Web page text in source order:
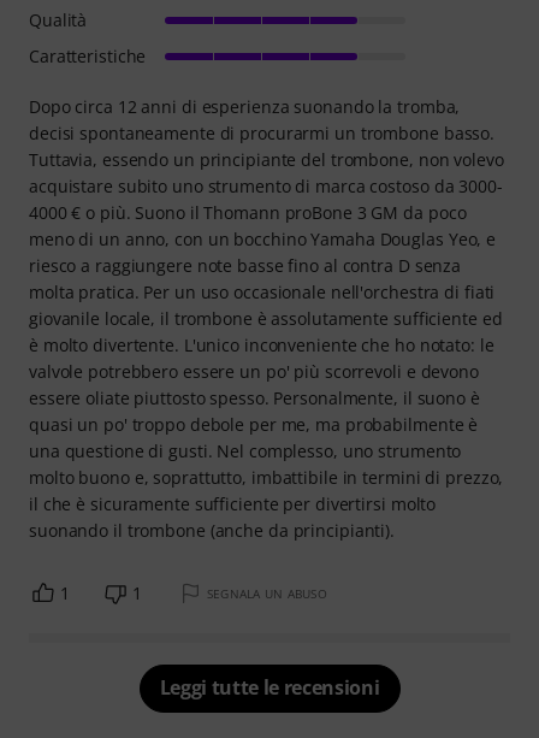
Dopo circa 12 anni di esperienza suonando la tromba,
decisi spontaneamente di procurarmi un trombone basso.
Tuttavia, essendo un principiante del trombone, non volevo
acquistare subito uno strumento di marca costoso da 3000-
4000 € o più. Suono il Thomann proBone 3 GM da poco
meno di un anno, con un bocchino Yamaha Douglas Yeo, e
riesco a raggiungere note basse fino al contra D senza
molta pratica. Per un uso occasionale nell'orchestra di fiati
giovanile locale, il trombone è assolutamente sufficiente ed
è molto divertente. L'unico inconveniente che ho notato: le
valvole potrebbero essere un po' più scorrevoli e devono
essere oliate piuttosto spesso. Personalmente, il suono è
quasi un po' troppo debole per me, ma probabilmente è
una questione di gusti. Nel complesso, uno strumento
molto buono e, soprattutto, imbattibile in termini di prezzo,
il che è sicuramente sufficiente per divertirsi molto
suonando il trombone (anche da principianti).
Qualità
Caratteristiche
1 1 SEGNALA UN ABUSO
Leggi tutte le recensioni